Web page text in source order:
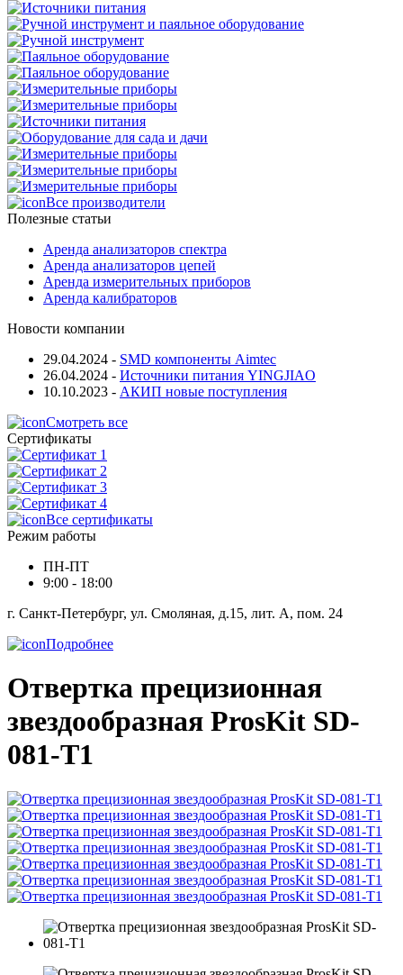
Все производители
Полезные статьи
Аренда анализаторов спектра
Аренда анализаторов цепей
Аренда измерительных приборов
Аренда калибраторов
Новости компании
29.04.2024 - SMD компоненты Aimtec
26.04.2024 - Источники питания YINGJIAO
10.10.2023 - АКИП новые поступления
Смотреть все
Сертификаты
Все сертификаты
Режим работы
ПН-ПТ
9:00 - 18:00
г. Санкт-Петербург, ул. Смоляная, д.15, лит. А, пом. 24
Подробнее
Отвертка прецизионная
звездообразная ProsKit SD-
081-T1